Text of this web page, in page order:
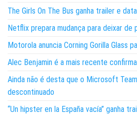
The Girls On The Bus ganha trailer e
Netflix prepara mudança para deixar de
Motorola anuncia Corning Gorilla Glass
Alec Benjamin é a mais recente
Ainda não é desta que o Microsoft
descontinuado
“Un hipster en la España vacía” ganha